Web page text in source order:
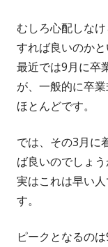
むしろ心配しな
すれば良いのかと
最近では9月に卒
が、一般的に卒
ほとんどです。
では、その3月に
ば良いのでしょう
実はこれは早い
す。
ピークとなるの